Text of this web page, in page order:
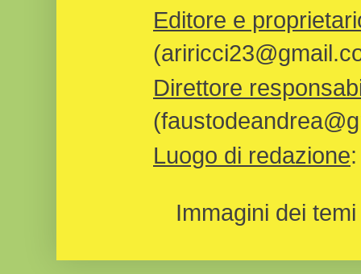
Editore e
Direttore
Luogo di redazione
Immagini dei